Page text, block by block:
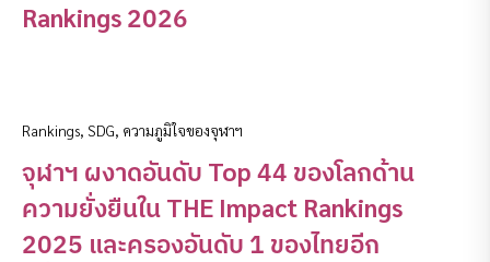
Rankings 2026
Rankings, SDG, ความภูมิใจของจุฬาฯ
จุฬาฯ ผงาดอันดับ Top 44 ของโลกด้าน
ความยั่งยืนใน THE Impact Rankings
2025 และครองอันดับ 1 ของไทยอีก